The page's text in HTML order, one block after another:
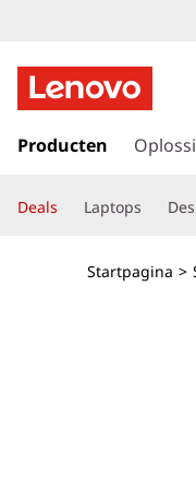
h
n
k
a
a
Producten
Deals Laptops
Startpagina >